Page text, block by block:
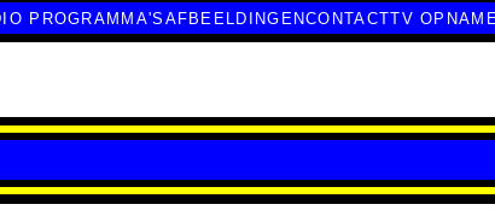
PROGRAMMA'SAFBEELDINGENCONTACTTV